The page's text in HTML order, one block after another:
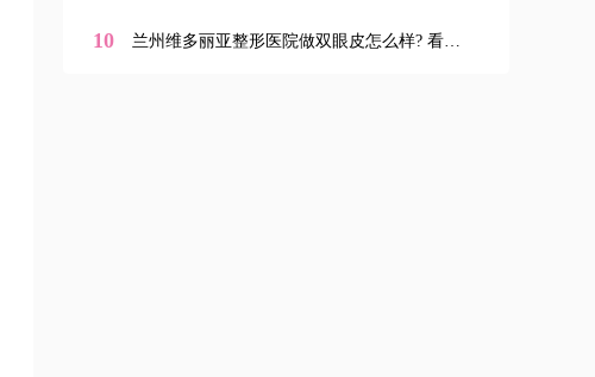
10
兰州维多丽亚整形医院做双眼皮怎么样? 看兰